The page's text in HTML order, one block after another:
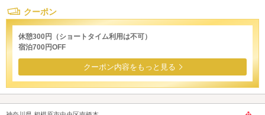
クーポン
休憩300円（ショートタイム利用は不可）
宿泊700円OFF
クーポン内容をもっと見る